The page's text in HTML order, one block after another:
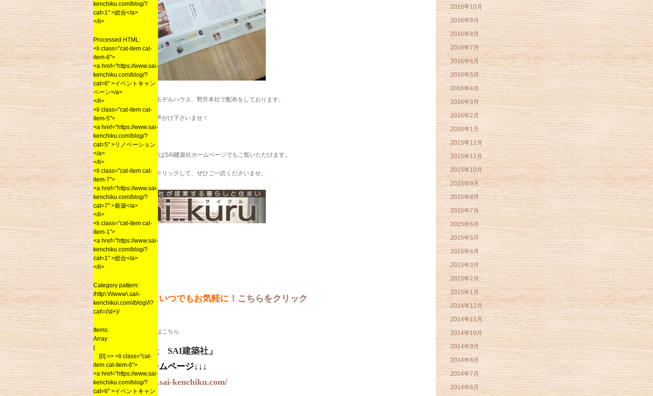
朝倉、二丈の各モデルハウス、野芥本社で配布をしております。
ご来場の際にお声がけ下さいませ！
過去のSAIKURUはSAI建築社ホームページでもご覧いただけます。
下記のバナーをクリックして、ぜひご一読くださいませ。
資料請求はいつでもお気軽に！ こちらをクリック
お問い合わせ先はこちら
「株式会社 SAI建築社 」
・弊社ホームページ↓↓↓
http://www.sai-kenchiku.com/
kenchiku.com/blog/?
cat=1" >総合</a>
</li>
Processed HTML:
<li class="cat-item cat-
item-6">
<a href="https://www.sai-
kenchiku.com/blog/?
cat=6" >イベントキャン
ペーン</a>
</li>
<li class="cat-item cat-
item-5">
<a href="https://www.sai-
kenchiku.com/blog/?
cat=5" >リノベーション
</a>
</li>
<li class="cat-item cat-
item-7">
<a href="https://www.sai-
kenchiku.com/blog/?
cat=7" >新築</a>
</li>
<li class="cat-item cat-
item-1">
<a href="https://www.sai-
kenchiku.com/blog/?
cat=1" >総合</a>
</li>
Category pattern:
/http\:\/\/www\.sai\-
kenchiku\.com\/blog\/\?
cat\=(\d+)/
Items:
Array
(
[0] => <li class="cat-
item cat-item-6">
<a href="https://www.sai-
kenchiku.com/blog/?
cat=6" >イベントキャン
2016年10月
2016年9月
2016年8月
2016年7月
2016年6月
2016年5月
2016年4月
2016年3月
2016年2月
2016年1月
2015年12月
2015年11月
2015年10月
2015年9月
2015年8月
2015年7月
2015年6月
2015年5月
2015年4月
2015年3月
2015年2月
2015年1月
2014年12月
2014年11月
2014年10月
2014年9月
2014年8月
2014年7月
2014年6月